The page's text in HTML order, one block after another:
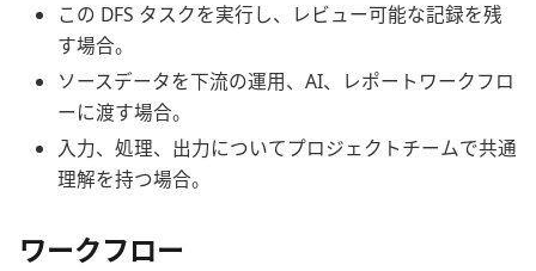
この DFS タスクを実行し、レビュー可能な記録を残
す場合。
ソースデータを下流の運用、AI、レポートワークフロ
ーに渡す場合。
入力、処理、出力についてプロジェクトチームで共通
理解を持つ場合。
ワークフロー